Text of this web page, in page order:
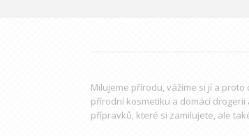
Milujeme přírodu, vážíme si jí a
přírodní kosmetiku a domácí
přípravků, které si zamilujete, ale